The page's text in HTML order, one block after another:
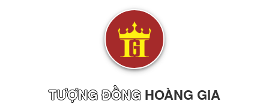
TƯỢNG ĐỒNG HOÀNG GIA